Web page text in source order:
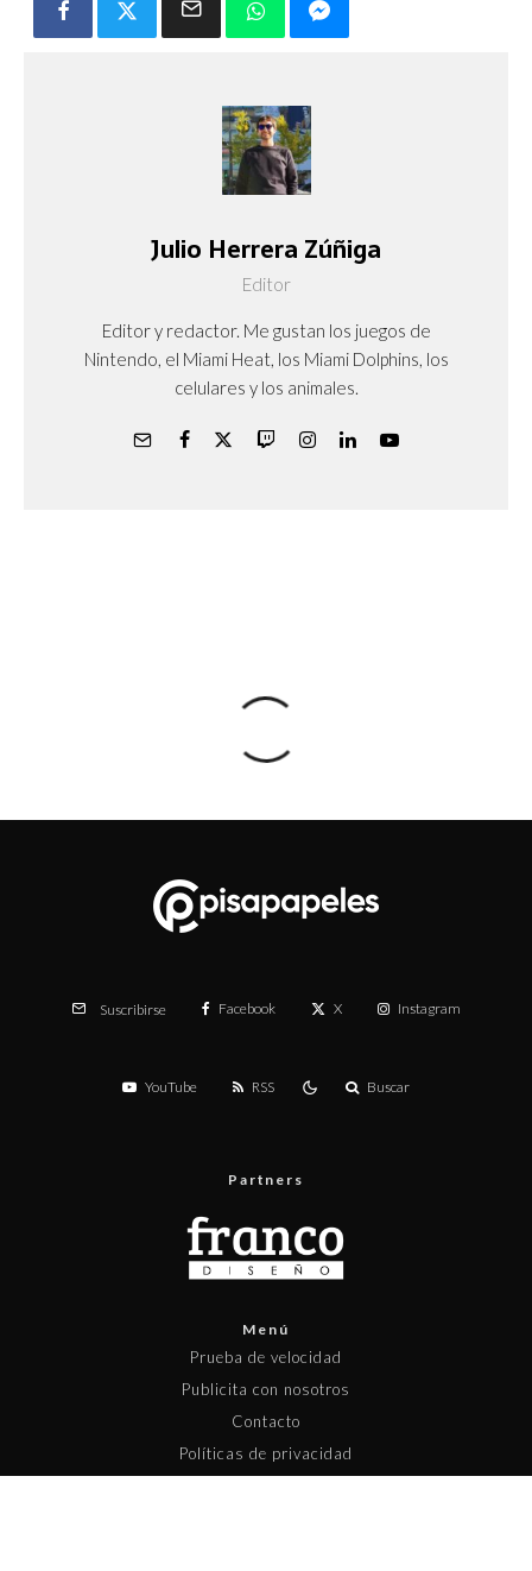
Julio Herrera Zúñiga
Editor
Editor y redactor. Me gustan los juegos de
Nintendo, el Miami Heat, los Miami Dolphins, los
celulares y los animales.
Suscribirse Facebook X Instagram
YouTube RSS Buscar
Partners
Menú
Prueba de velocidad
Publicita con nosotros
Contacto
Políticas de privacidad